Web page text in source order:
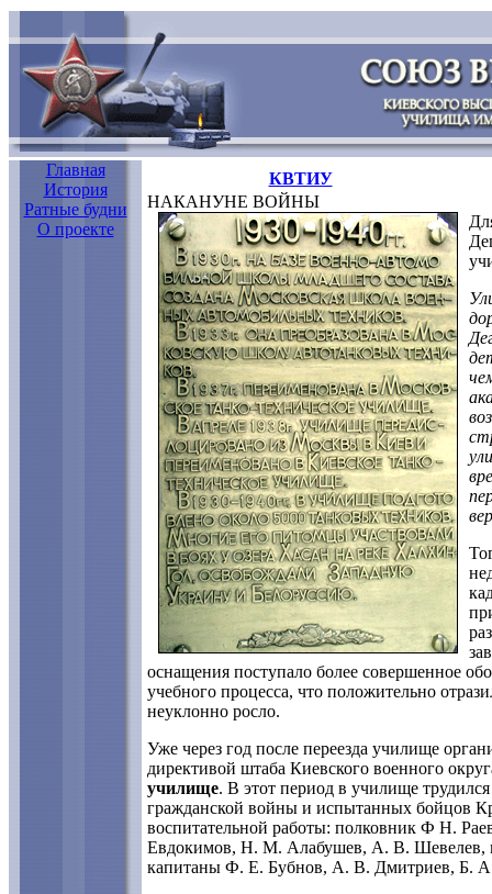
Главная
История
Ратные будни
О проекте
КВТИУ
НАКАНУНЕ ВОЙНЫ
оснащения поступало более совершенное
учебного процесса, что положительно
неуклонно росло.
Уже через год после переезда училище
директивой штаба Киевского военного
училище. В этот период в училище
гражданской войны и испытанных бойцов
воспитательной работы: полковник Ф Н.
Евдокимов, Н. М. Алабушев, А. В. Шевелев,
капитаны Ф. Е. Бубнов, А. В. Дмитриев, Б.